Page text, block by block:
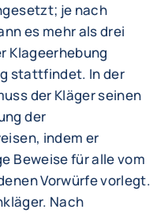
je nach
es mehr als drei
Klageerhebung
stattfindet. In der
der Kläger seinen
der
indem er
Beweise für alle vom
Vorwürfe vorlegt.
Nach